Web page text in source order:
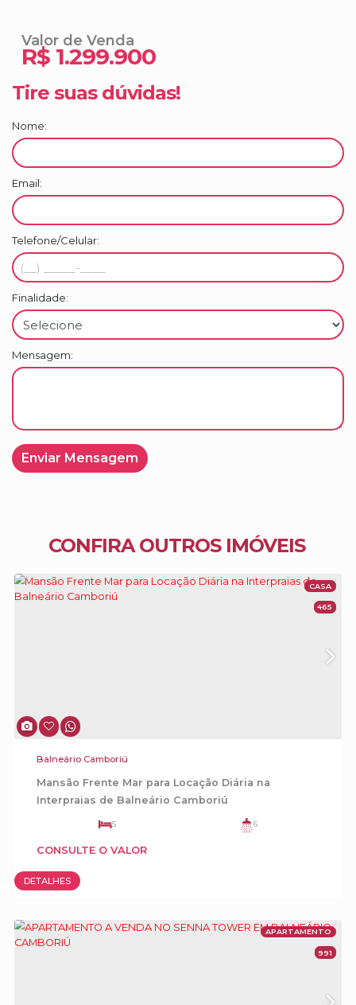
R$ 1.299.900
Valor de Venda
Tire suas dúvidas!
Nome:
Email:
Telefone/Celular:
Finalidade:
Mensagem:
CONFIRA OUTROS IMÓVEIS